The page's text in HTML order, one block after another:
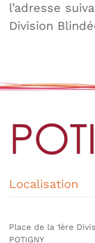
l’adresse
Division
Localisation
Place de la 1ère
POTIGNY